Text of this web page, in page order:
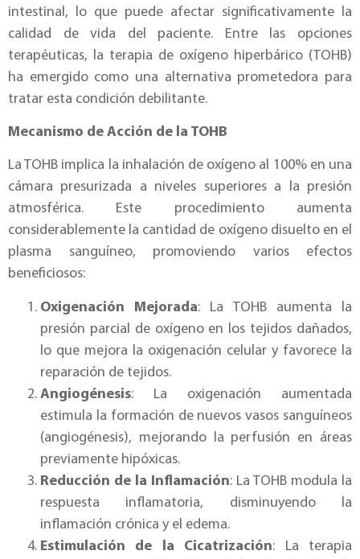
intestinal, lo que puede afectar significativamente la
calidad de vida del paciente. Entre las opciones
terapéuticas, la terapia de oxígeno hiperbárico (TOHB)
ha emergido como una alternativa prometedora para
tratar esta condición debilitante.
Mecanismo de Acción de la TOHB
La TOHB implica la inhalación de oxígeno al 100% en una
cámara presurizada a niveles superiores a la presión
atmosférica. Este procedimiento aumenta
considerablemente la cantidad de oxígeno disuelto en el
plasma sanguíneo, promoviendo varios efectos
beneficiosos:
Oxigenación Mejorada: La TOHB aumenta la
presión parcial de oxígeno en los tejidos dañados,
lo que mejora la oxigenación celular y favorece la
reparación de tejidos.
Angiogénesis: La oxigenación aumentada
estimula la formación de nuevos vasos sanguíneos
(angiogénesis), mejorando la perfusión en áreas
previamente hipóxicas.
Reducción de la Inflamación: La TOHB modula la
respuesta inflamatoria, disminuyendo la
inflamación crónica y el edema.
Estimulación de la Cicatrización: La terapia